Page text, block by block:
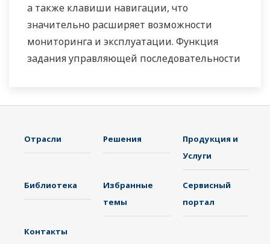
а также клавиши навигации, что
значительно расширяет возможности
мониторинга и эксплуатации. Функция
задания управляющей последовательности
глубина контроллера помогает сэкономить
поддерживает открытые сети, такие как
Отрасли Решения
Продукция и
Услуги
Библиотека
Избранные
темы
Сервисный
портал
Контакты